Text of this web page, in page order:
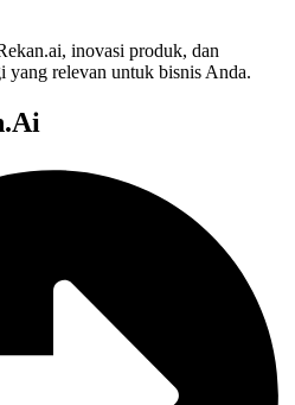
inovasi produk, dan
yang relevan untuk bisnis Anda.